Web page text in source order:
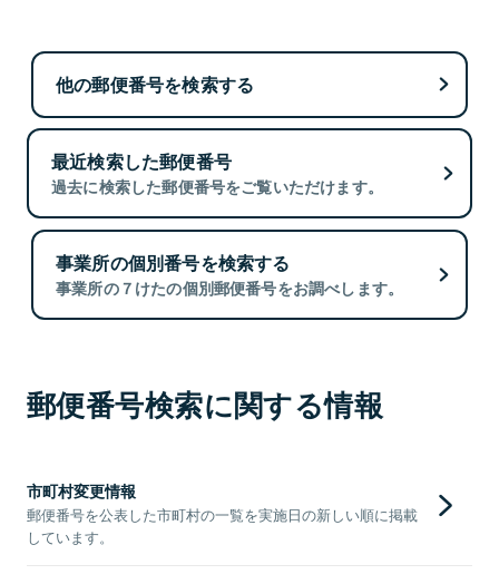
他の郵便番号を検索する
最近検索した郵便番号
過去に検索した郵便番号をご覧いただけます。
事業所の個別番号を検索する
事業所の７けたの個別郵便番号をお調べします。
郵便番号検索に関する情報
市町村変更情報
郵便番号を公表した市町村の一覧を実施日の新しい順に掲載
しています。